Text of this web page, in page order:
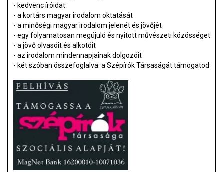
- kedvenc íróidat
- a kortárs magyar irodalom oktatását
- a minőségi magyar irodalom jelenét és jövőjét
- egy folyamatosan megújuló és nyitott művészeti közösséget
- a jövő olvasóit és alkotóit
- az irodalom mindennapjainak dolgozóit
- két szóban összefoglalva: a Szépírók Társaságát támogatod